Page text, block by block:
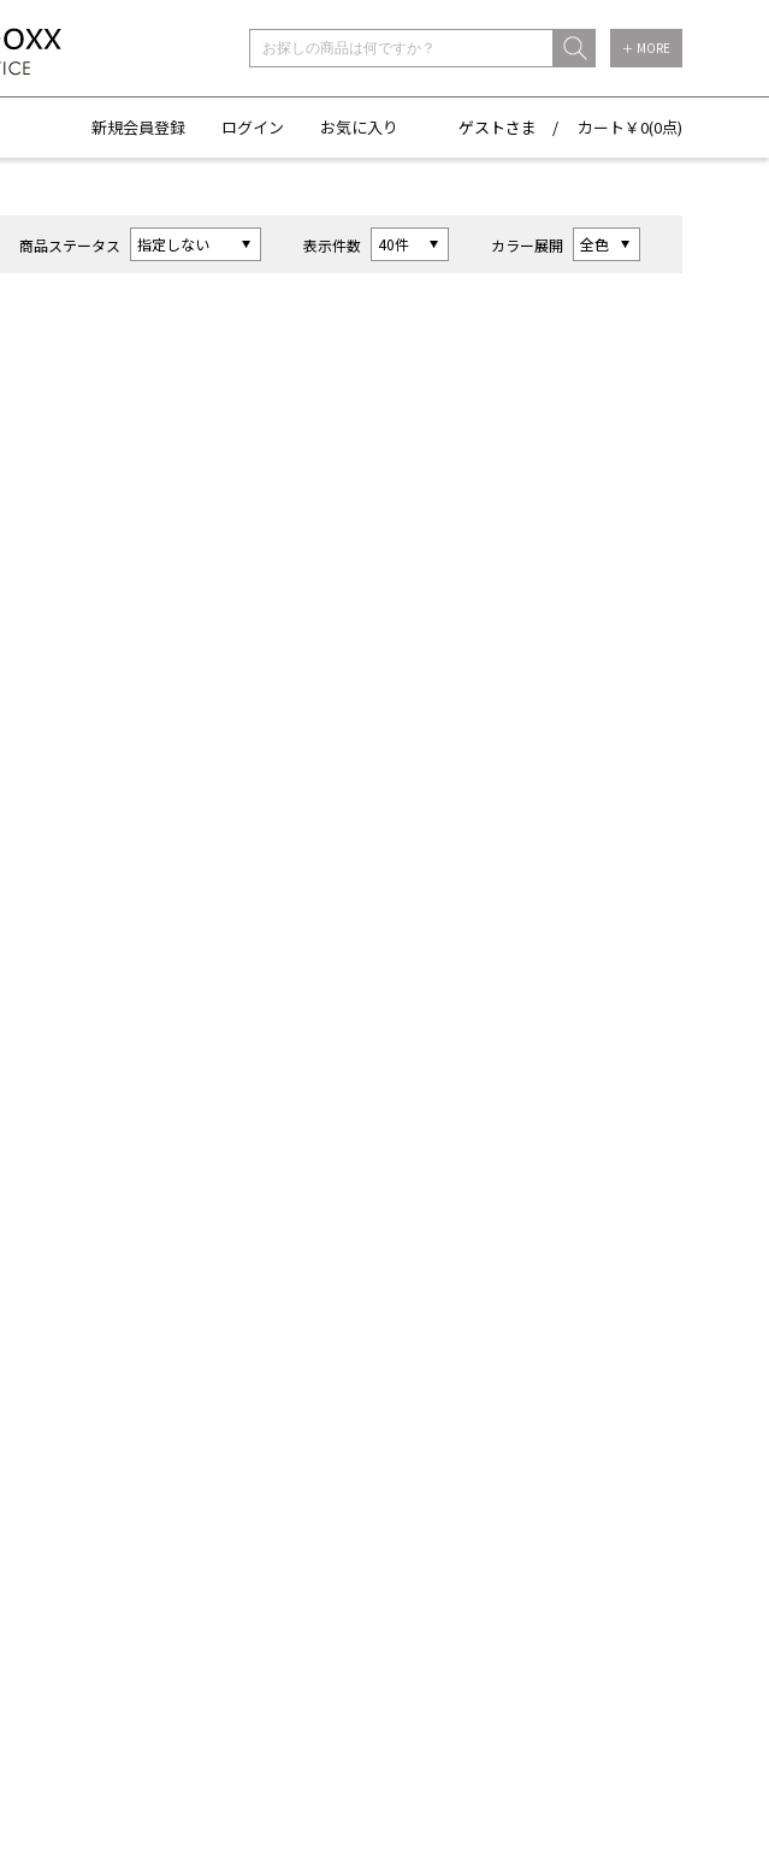
＋ MORE
新規会員登録 ログイン お気に入り ゲストさま / カート￥0(0点)
商品ステータス 表示件数 カラー展開